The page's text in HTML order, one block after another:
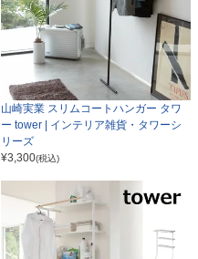
山崎実業 スリムコートハンガー タワ
ー tower | インテリア雑貨・タワーシ
リーズ
¥3,300(税込)